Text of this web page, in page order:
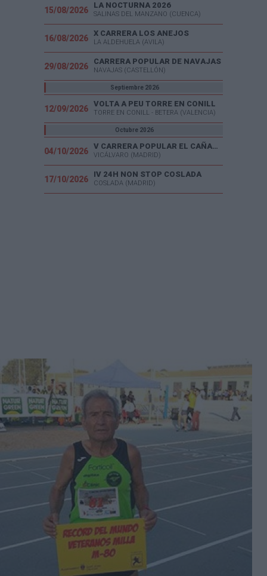
15/08/2026
LA NOCTURNA 2026
SALINAS DEL MANZANO (CUENCA)
16/08/2026
X CARRERA LOS ANEJOS
LA ALDEHUELA (AVILA)
29/08/2026
CARRERA POPULAR DE NAVAJAS
NAVAJAS (CASTELLÓN)
Septiembre 2026
12/09/2026
VOLTA A PEU TORRE EN CONILL
TORRE EN CONILL - BETERA (VALENCIA)
Octubre 2026
04/10/2026
V CARRERA POPULAR EL CAÑAVERAL
VICÁLVARO (MADRID)
17/10/2026
IV 24H NON STOP COSLADA
COSLADA (MADRID)